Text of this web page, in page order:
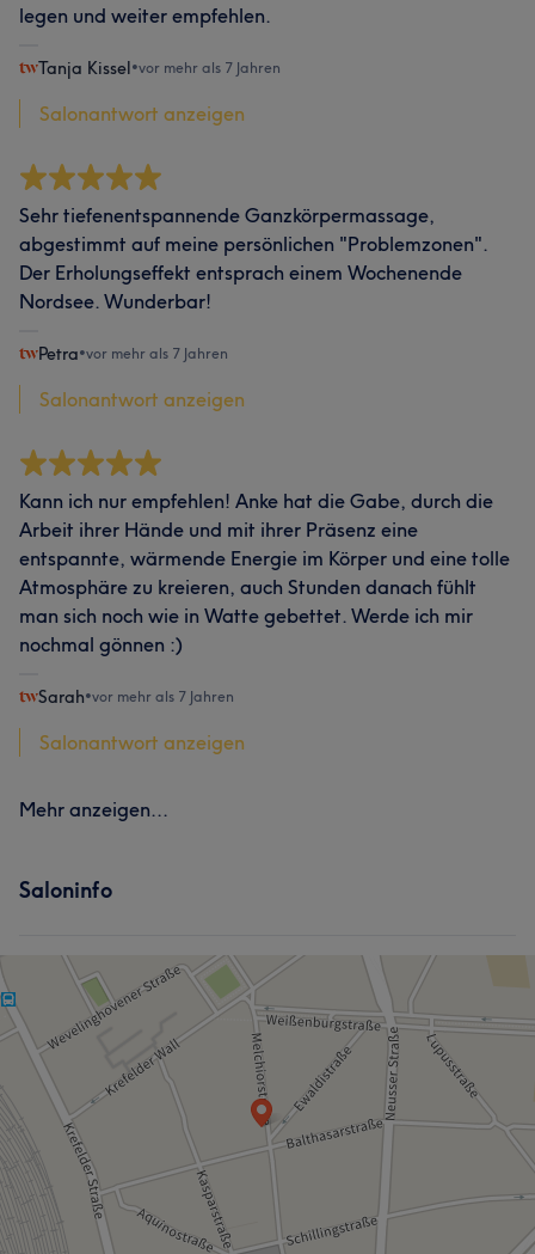
legen und weiter empfehlen.
Tanja Kissel•vor mehr als 7 Jahren
Salonantwort anzeigen
Sehr tiefenentspannende Ganzkörpermassage,
abgestimmt auf meine persönlichen "Problemzonen".
Der Erholungseffekt entsprach einem Wochenende
Nordsee. Wunderbar!
Petra•vor mehr als 7 Jahren
Salonantwort anzeigen
Kann ich nur empfehlen! Anke hat die Gabe, durch die
Arbeit ihrer Hände und mit ihrer Präsenz eine
entspannte, wärmende Energie im Körper und eine tolle
Atmosphäre zu kreieren, auch Stunden danach fühlt
man sich noch wie in Watte gebettet. Werde ich mir
nochmal gönnen :)
Sarah•vor mehr als 7 Jahren
Salonantwort anzeigen
Mehr anzeigen...
Saloninfo